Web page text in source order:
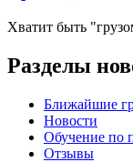
Хватит быть
Разделы
Ближайшие
Новости
Обучение по
Отзывы